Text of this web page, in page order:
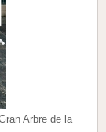
Arbre de la